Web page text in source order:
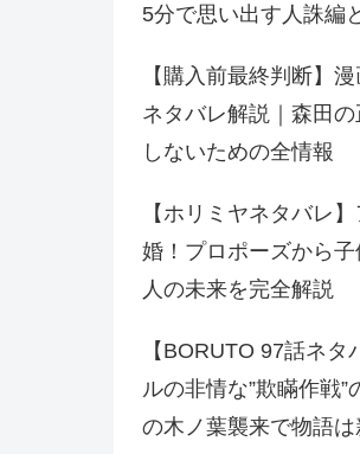
5分で思い出す人誅編
【購入前最終判断】
ネタバレ解説｜森田
しないための全情報
【ホリミヤネタバレ
婚！プロポーズから
人の未来を完全解説
【BORUTO 97話ネ
ルの非情な”欺瞞作戦
の木ノ葉襲来で物語